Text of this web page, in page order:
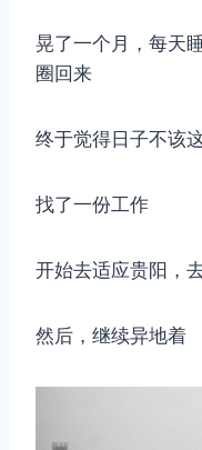
晃了一个月，每天
圈回来
终于觉得日子不该
找了一份工作
开始去适应贵阳，
然后，继续异地着